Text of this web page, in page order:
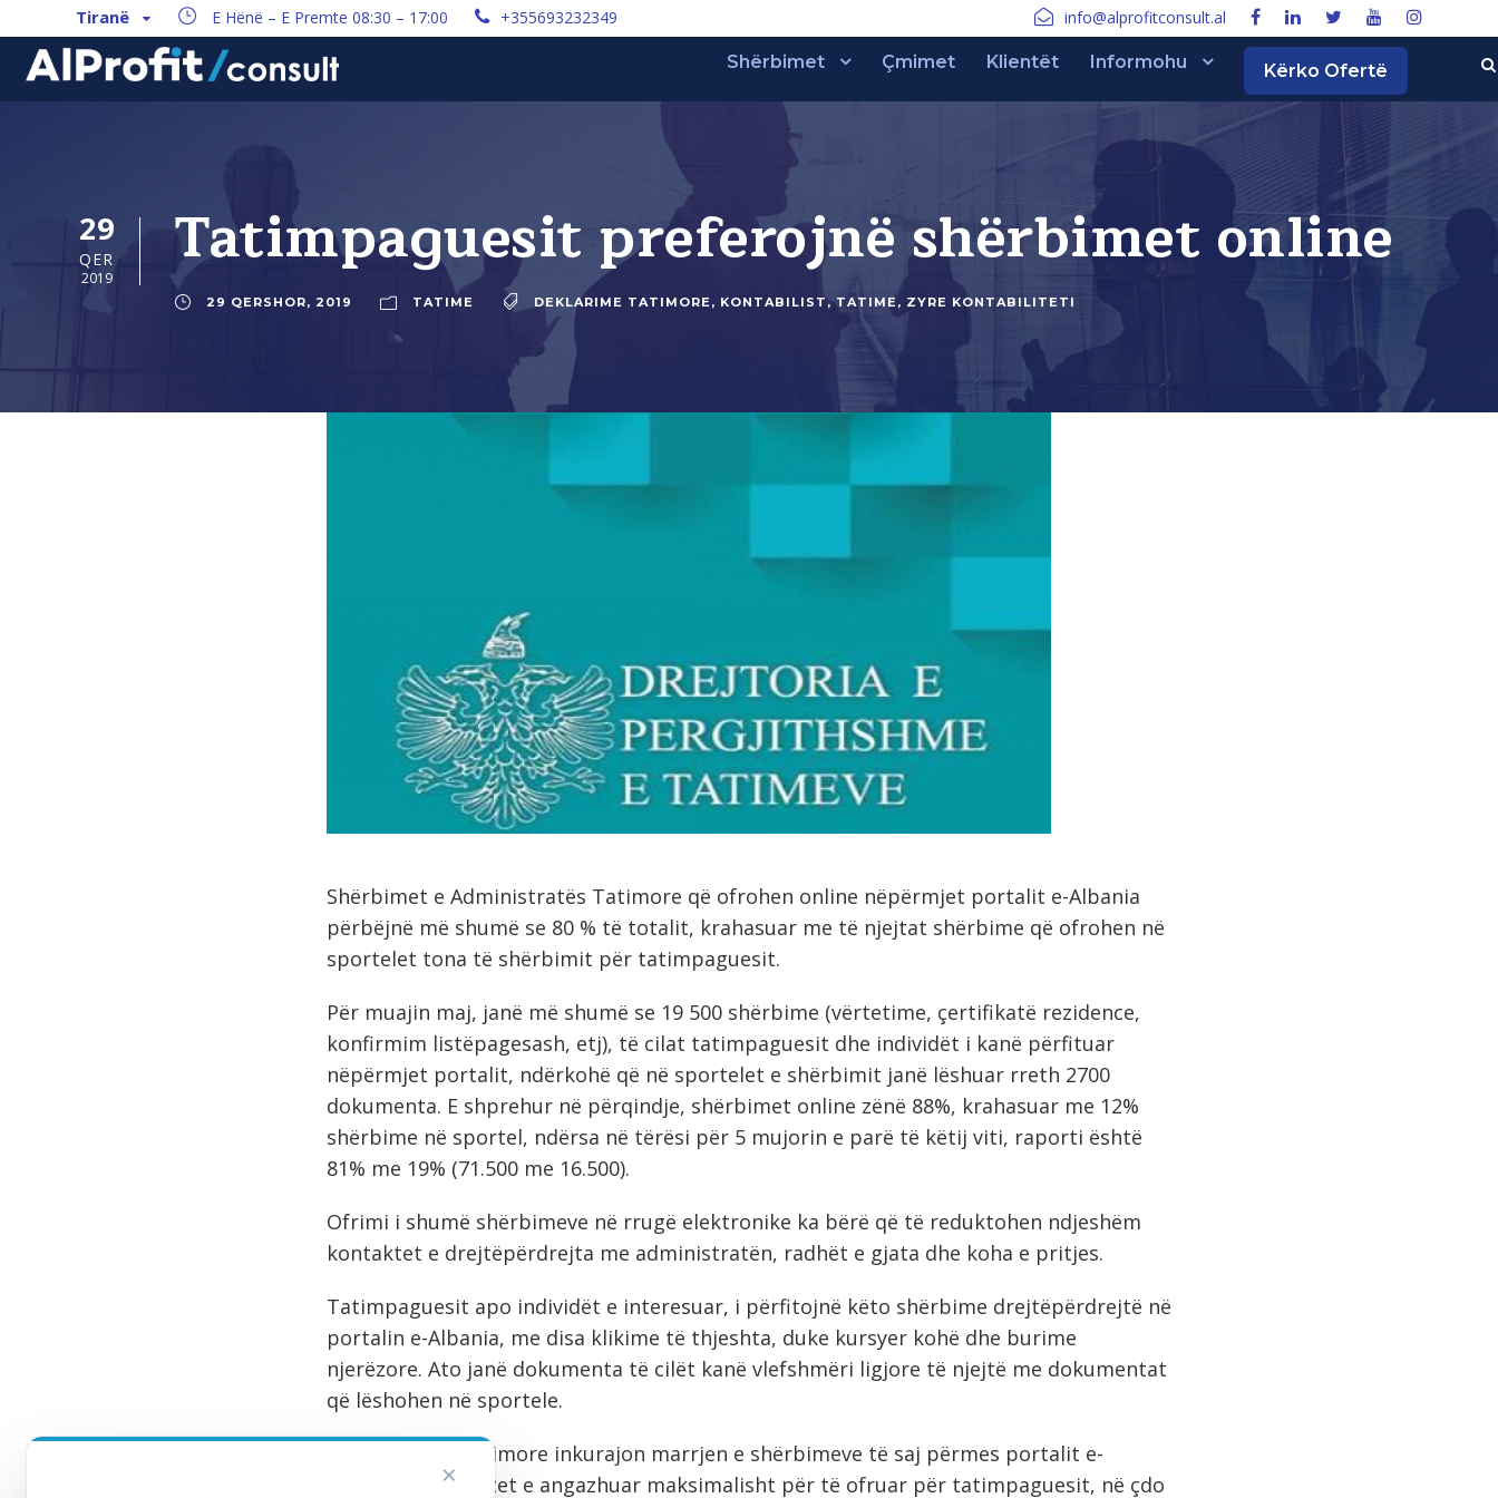
Tiranë E Hënë – E Premte 08:30 – 17:00 +355693232349 info@alprofitconsult.al
Shërbimet Çmimet Klientët Informohu Kërko Ofertë
29
QER
2019 Tatimpaguesit preferojnë shërbimet online
29 QERSHOR, 2019 TATIME DEKLARIME TATIMORE , KONTABILIST, TATIME, ZYRE KONTABILITETI
Shërbimet e Administratës Tatimore që ofrohen online nëpërmjet portalit e-Albania
përbëjnë më shumë se 80 % të totalit, krahasuar me të njejtat shërbime që ofrohen në
sportelet tona të shërbimit për tatimpaguesit.
Për muajin maj, janë më shumë se 19 500 shërbime (vërtetime, çertifikatë rezidence,
konfirmim listëpagesash, etj), të cilat tatimpaguesit dhe individët i kanë përfituar
nëpërmjet portalit, ndërkohë që në sportelet e shërbimit janë lëshuar rreth 2700
dokumenta. E shprehur në përqindje, shërbimet online zënë 88%, krahasuar me 12%
shërbime në sportel, ndërsa në tërësi për 5 mujorin e parë të këtij viti, raporti është
81% me 19% (71.500 me 16.500).
Ofrimi i shumë shërbimeve në rrugë elektronike ka bërë që të reduktohen ndjeshëm
kontaktet e drejtëpërdrejta me administratën, radhët e gjata dhe koha e pritjes.
Tatimpaguesit apo individët e interesuar, i përfitojnë këto shërbime drejtëpërdrejtë në
portalin e-Albania, me disa klikime të thjeshta, duke kursyer kohë dhe burime
njerëzore. Ato janë dokumenta të cilët kanë vlefshmëri ligjore të njejtë me dokumentat
që lëshohen në sportele.
Administrata Tatimore inkurajon marrjen e shërbimeve të saj përmes portalit e-
Albania dhe mbetet e angazhuar maksimalisht për të ofruar për tatimpaguesit, në çdo
×